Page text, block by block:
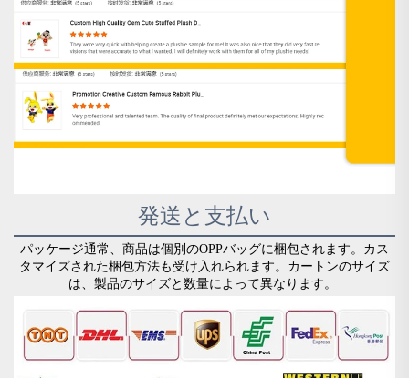
発送と支払い
パッケージ通常、商品は個別のOPPバッグに梱包されます。カス
タマイズされた梱包方法も受け入れられます。カートンのサイズ
は、製品のサイズと数量によって異なります。